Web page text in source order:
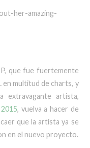
que fue fuertemente
en multitud de charts, y
artista,
, vuelva a hacer de
que la artista ya se
en el nuevo proyecto.